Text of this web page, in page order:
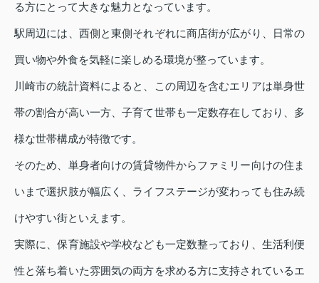
る方にとって大きな魅力となっています。
駅周辺には、西側と東側それぞれに商店街が広がり、日常の
買い物や外食を気軽に楽しめる環境が整っています。
川崎市の統計資料によると、この周辺を含むエリアは単身世
帯の割合が高い一方、子育て世帯も一定数存在しており、多
様な世帯構成が特徴です。
そのため、単身者向けの賃貸物件からファミリー向けの住ま
いまで選択肢が幅広く、ライフステージが変わっても住み続
けやすい街といえます。
実際に、保育施設や学校なども一定数整っており、生活利便
性と落ち着いた雰囲気の両方を求める方に支持されているエ